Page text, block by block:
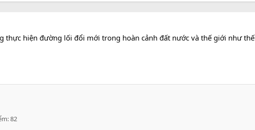
thực hiện đường lối đổi mới trong hoàn cảnh đất nước và thế giới như thế
82